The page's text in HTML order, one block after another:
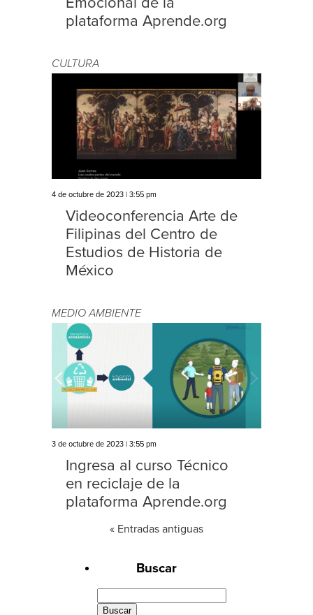
plataforma Aprende.org
CULTURA
4 de octubre de 2023 | 3:55 pm
Videoconferencia Arte de
Filipinas del Centro de
Estudios de Historia de
México
MEDIO AMBIENTE
3 de octubre de 2023 | 3:55 pm
Ingresa al curso Técnico
en reciclaje de la
plataforma Aprende.org
« Entradas antiguas
Buscar